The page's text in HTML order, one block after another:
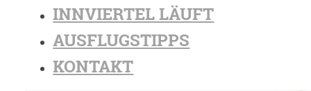
INNVIERTEL LÄUFT
AUSFLUGSTIPPS
KONTAKT